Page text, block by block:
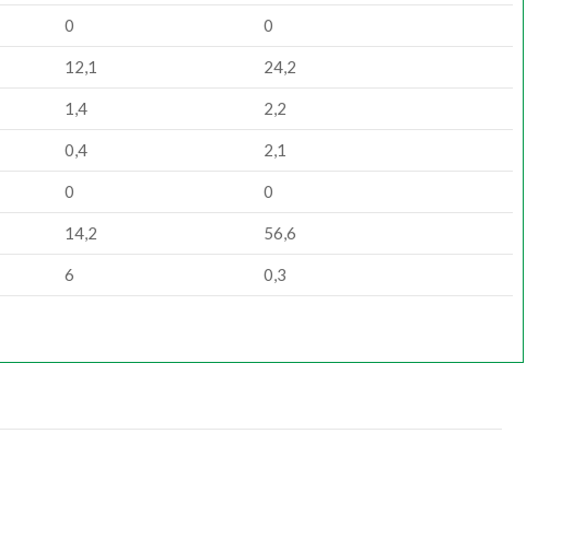
0 0
12,1 24,2
1,4 2,2
0,4 2,1
0 0
14,2 56,6
6 0,3